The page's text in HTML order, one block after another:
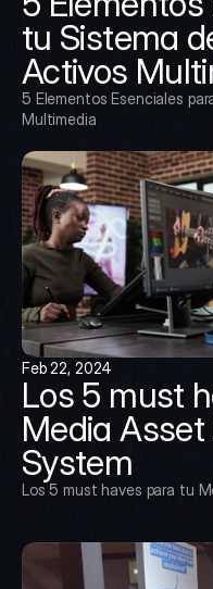
tu Sistema
Activos
5 Elementos Esenciales
Multimedia
Feb 22, 2024
Los 5 must
Media
System
Los 5 must haves para tu